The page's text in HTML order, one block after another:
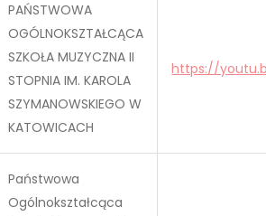
PAŃSTWOWA
OGÓLNOKSZTAŁCĄCA
SZKOŁA MUZYCZNA II
STOPNIA IM. KAROLA
SZYMANOWSKIEGO W
KATOWICACH
https://
Państwowa
Ogólnokształcąca